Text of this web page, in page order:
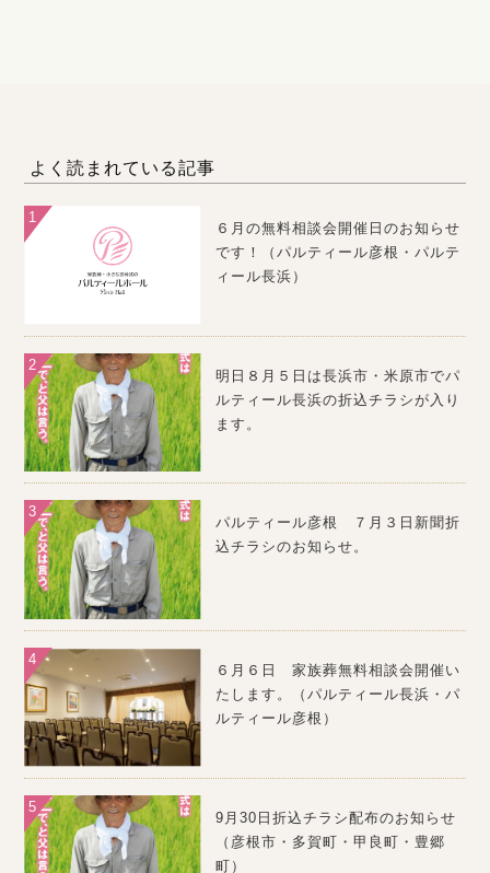
よく読まれている記事
６月の無料相談会開催日のお知らせ
です！（パルティール彦根・パルテ
ィール長浜）
明日８月５日は長浜市・米原市でパ
ルティール長浜の折込チラシが入り
ます。
パルティール彦根 ７月３日新聞折
込チラシのお知らせ。
６月６日 家族葬無料相談会開催い
たします。（パルティール長浜・パ
ルティール彦根）
9月30日折込チラシ配布のお知らせ
（彦根市・多賀町・甲良町・豊郷
町）